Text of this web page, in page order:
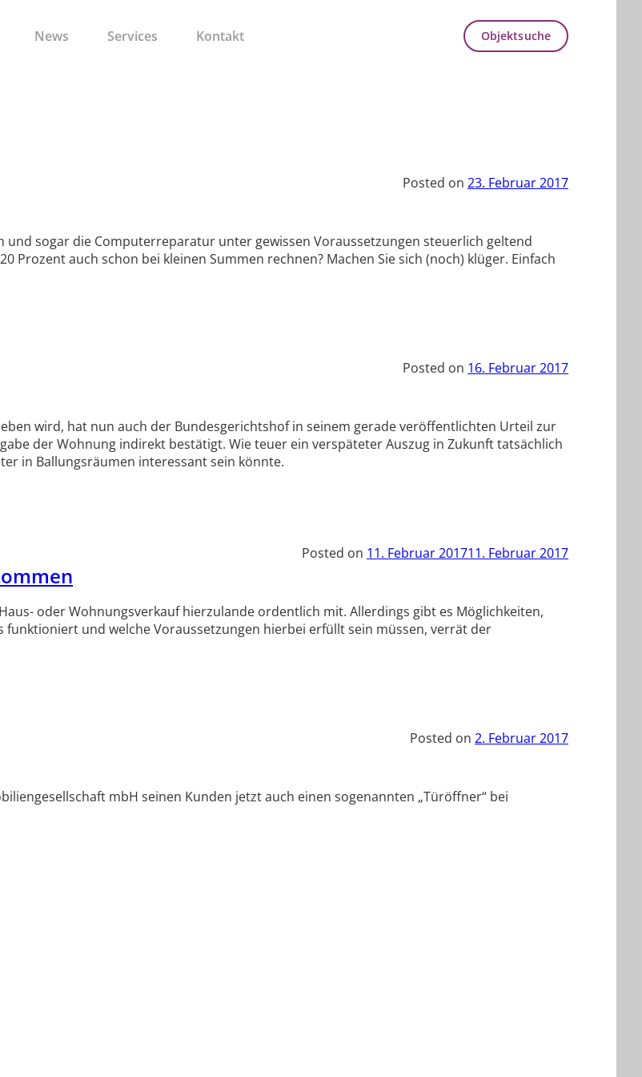
News Services Kontakt Objektsuche
Posted on 23. Februar 2017
und sogar die Computerreparatur unter gewissen Voraussetzungen steuerlich geltend
Prozent auch schon bei kleinen Summen rechnen? Machen Sie sich (noch) klüger. Einfach
Posted on 16. Februar 2017
wird, hat nun auch der Bundesgerichtshof in seinem gerade veröffentlichten Urteil zur
der Wohnung indirekt bestätigt. Wie teuer ein verspäteter Auszug in Zukunft tatsächlich
in Ballungsräumen interessant sein könnte.
Posted on 11. Februar 201711. Februar 2017
oder Wohnungsverkauf hierzulande ordentlich mit. Allerdings gibt es Möglichkeiten,
funktioniert und welche Voraussetzungen hierbei erfüllt sein müssen, verrät der
Posted on 2. Februar 2017
mbH seinen Kunden jetzt auch einen sogenannten „Türöffner“ bei